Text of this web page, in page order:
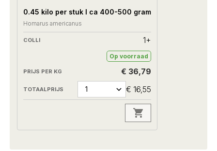
0.45 kilo per stuk I ca 400-500 gram
Homarus americanus
1+
Op voorraad
€ 36,79
€ 16,55